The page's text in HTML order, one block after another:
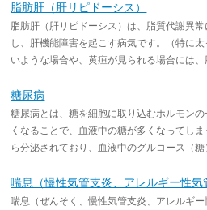
脂肪肝（肝リピドーシス）
脂肪肝（肝リピドーシス）は、脂質代謝異
し、肝機能障害を起こす病気です。（特に
いような場合や、黄疸が見られる場合には
糖尿病
糖尿病とは、糖を細胞に取り込むホルモン
くなることで、血液中の糖が多くなってし
ら分泌されており、血液中のグルコース（
喘息（慢性気管支炎、アレルギー性気
喘息（ぜんそく、慢性気管支炎、アレルギー